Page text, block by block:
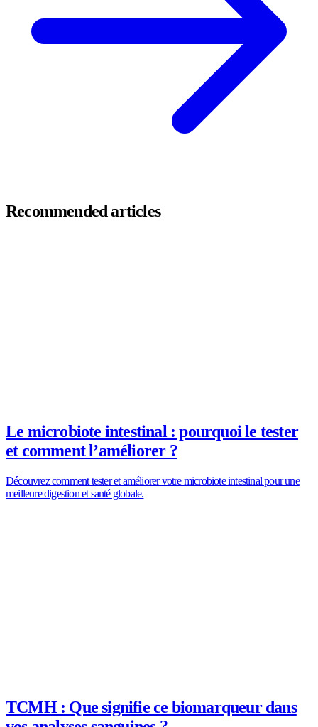
Recommended articles
Le microbiote intestinal : pourquoi le tester
et comment l’améliorer ?
Découvrez comment tester et améliorer votre microbiote intestinal pour une
meilleure digestion et santé globale.
TCMH : Que signifie ce biomarqueur dans